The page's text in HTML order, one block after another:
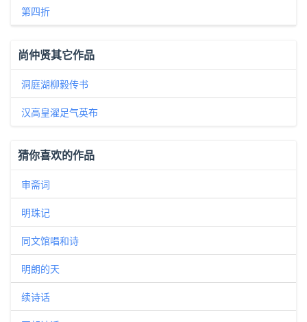
第四折
尚仲贤其它作品
洞庭湖柳毅传书
汉高皇濯足气英布
猜你喜欢的作品
审斋词
明珠记
同文馆唱和诗
明朗的天
续诗话